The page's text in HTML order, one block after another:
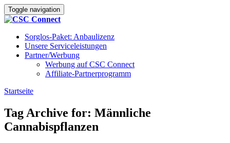
Toggle navigation
Sorglos-Paket: Anbaulizenz
Unsere Serviceleistungen
Partner/Werbung
Werbung auf CSC Connect
Affiliate-Partnerprogramm
Startseite
Tag Archive for: Männliche
Cannabispflanzen